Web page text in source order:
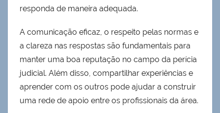
responda de maneira adequada.
A comunicação eficaz, o respeito pelas normas e
a clareza nas respostas são fundamentais para
manter uma boa reputação no campo da perícia
judicial. Além disso, compartilhar experiências e
aprender com os outros pode ajudar a construir
uma rede de apoio entre os profissionais da área.